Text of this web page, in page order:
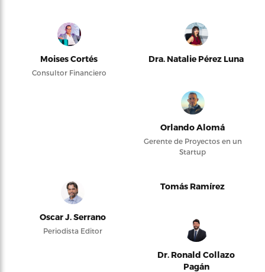
Moises Cortés
Consultor Financiero
Dra. Natalie Pérez Luna
Orlando Alomá
Gerente de Proyectos en un
Startup
Oscar J. Serrano
Periodista Editor
Tomás Ramírez
Dr. Ronald Collazo
Pagán